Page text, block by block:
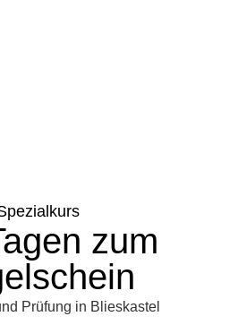
zum
Prüfung in Blieskastel